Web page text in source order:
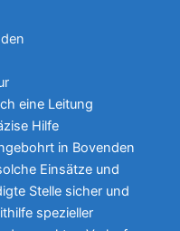
eine Leitung
Hilfe
in Bovenden
Einsätze und
Stelle sicher und
spezieller